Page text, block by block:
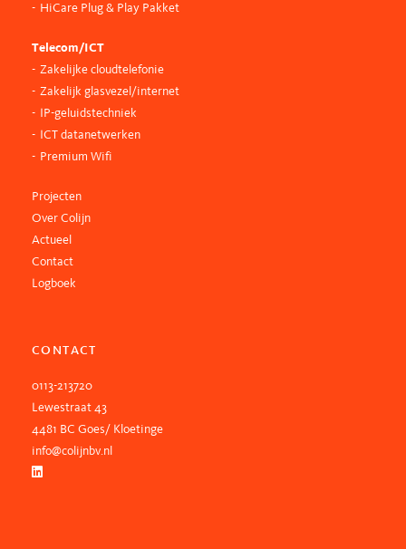
HiCare Plug & Play Pakket
Telecom/ICT
Zakelijke cloudtelefonie
Zakelijk glasvezel/internet
IP-geluidstechniek
ICT datanetwerken
Premium Wifi
Projecten
Over Colijn
Actueel
Contact
Logboek
CONTACT
0113-213720
Lewestraat 43
4481 BC Goes/ Kloetinge
info@colijnbv.nl